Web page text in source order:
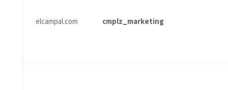
elcampal.com cmplz_marketing